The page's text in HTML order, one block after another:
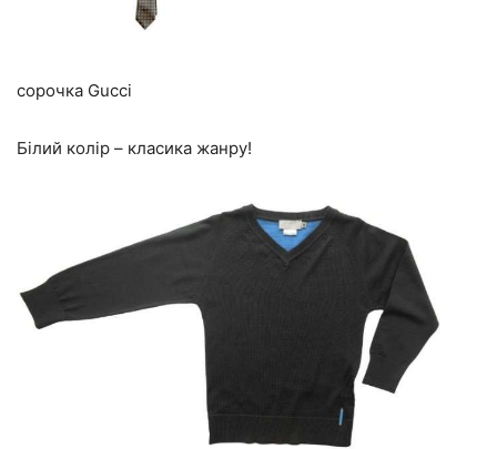
сорочка Gucci
Білий колір – класика жанру!